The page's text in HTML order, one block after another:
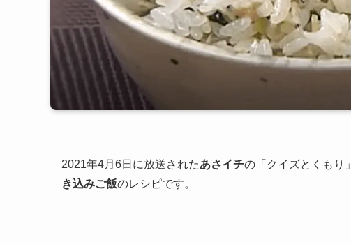
2021年4月6日に放送されたあさイチの「クイズとくもり
き込みご飯のレシピです。